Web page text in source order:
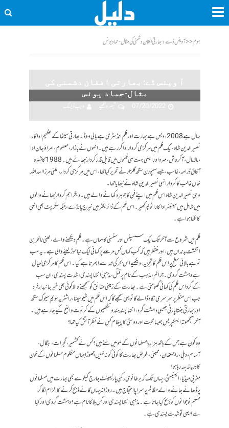
ہوم<<آ وینس ڈے: بھارتی افغان دشمنی کی مثال-حماد یونس
آ وینس ڈے: بھارتی افغان دشمنی کی
مثال-حماد یونس
07/20/2022
تبصرہ لکھیے ویب ڈیسک
سال ہے 2008، دیس ہے بھارت اور فلم انڈسٹری ہے بالی ووڈ۔ بھارتی سینما کےعظیم اداکار،
نصیر الدین شاہ ، ایک فلم میں مرکزی کردار ادا کر رہے ہیں۔ انہوں نے بازار، معصوم ، امراؤ جان ادا
، مالامال، آکروش، مہرہ اور ایسی بہت سی فلموں میں قابلِ قدر کردار نبھائے ہیں۔ 1988 کا شہرہ
آفاق ڈرامہ ، غالب، جسے سمپورن سنگھ گلزار نے تحریر کیا تھا، اس میں مرکزی کردار ، یعنی مرزا اسد اللہ
خاں غالب کا کردار انہی نصیر الدین شاہ نے نبھایا تھا۔
وہی نصیر الدین شاہ اس فلم میں اپنے فن کا جوہر دکھانے والے ہیں۔دیگر اہم کردار نبھانے والوں
میں شامل ہیں سینیئر اداکار انوپم کھیر۔ اس فلم کے ڈائریکٹر ہیں نیرج پانڈے ، جبکہ سکرپٹ بھی انہی
کا لکھا ہوا ہے۔
فلم میں شروع سے آخر تک ایک سسپنس اور سنسنی کا سماں ہے۔ فلم دیکھنے والے ، یعنی ناظرین
انگشت بدنداں ہیں، اور منتظر ہیں کہ کب کہاں کس مرحلے پر کہانی ایک نیا موڑ لینے والی ہے ۔ یہ سب
تو ہے بالائی سطح پر اس فلم کا تجزیہ، دیکھیے اس بحر کی تہہ سے ابھرتا ہے کیا۔ اس فلم کا مرکزی خیال
ہے دہشت گردی ۔ جرائم ، مذہب کے نام پر قتل ، مذہبی انتہا پسندی ، شدت پسندی ، ان سب
کے گرد اس فلم کی کہانی گھومتی ہے ۔ بھارت کے زمینی حقائق کو سمجھنے والا کوئی بھی غیر جانبدار فرد
جب اس منظر پر سرسری نگاہ ڈالے گا تو یہی سمجھے گا کہ اس فلم میں شیو سینا ، راشٹریہ سویم سیوک سنگھ
اور بھارتی جنتا پارٹی جیسی دہشت گرد ، انتہا پسند ہندو تنظیموں کے کرتوت واضح کیے جا رہے ہیں۔
آخر سمجھوتہ ایسکپریس جیسا محبت اور دوستی کا پیغام کس نے نظرِ آتش کیا تھا؟
وہ کون ہے جس کے ہاتھ ہزار ہا مسلمانوں کے لہو میں سَنے ہیں؟ کس نے کشمیر ، گجرات ، بنگال ،
آسام ، دہلی ، راجستھان ، ممبئی ، غرض بھارت کا کوئی کونہ نہیں چھوڑا جہاں مظلوم مسلمانوں کے خون
کا دریا نہ بہہ رہا ہو؟
مغربی میڈیا ، ایمنیسٹی ، یہاں تک کہ برطانوی رکنِ پارلیمینٹ جارج گیلوے بھی بھارت میں مسلمانوں
پر ڈھائے جانے والے مظالم پر سراپا احتجاج ہیں۔ روزانہ یہاں گائے ذبح کرنے کا الزام لگا کر
مسلم نوجوانوں کو ذبح کیا جاتا ہے۔ مذہبی انتہا پسندی اور کس بلا کا نام ہے؟ دہشت گردی اور کیا
ہے؟ یہی تو شدت پسندی ہے۔